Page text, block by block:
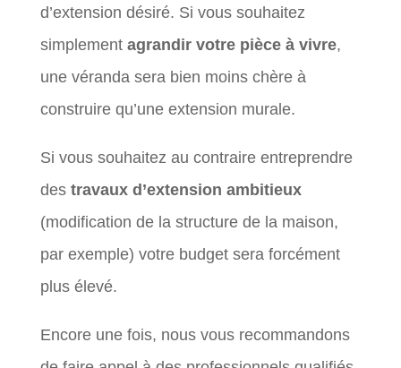
d’extension désiré. Si vous souhaitez
simplement agrandir votre pièce à vivre,
une véranda sera bien moins chère à
construire qu’une extension murale.
Si vous souhaitez au contraire entreprendre
destravaux d’extension ambitieux
(modification de la structure de la maison,
par exemple) votre budget sera forcément
plus élevé.
Encore une fois, nous vous recommandons